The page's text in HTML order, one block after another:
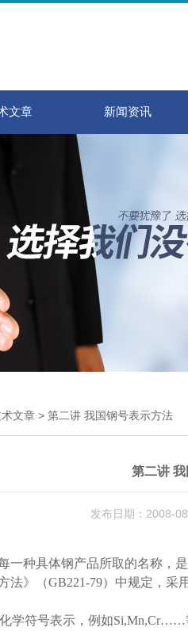
文章 新闻资讯
文章 > 第二讲 我国钢号表示方法
第二讲
发布日期：2008-
一种具体钢产品所取的名称，
法》（GB221-79）中规定，采
学符号表示，例如Si,Mn,Cr……